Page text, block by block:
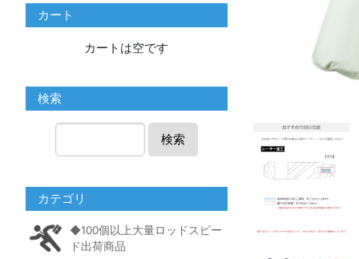
カート
カートは空です
検索
検索
カテゴリ
◆100個以上大量ロッドスピー
ド出荷商品